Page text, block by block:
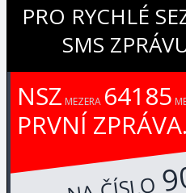
PRO RYCHLÉ
SMS
NSZ MEZERA 64185
PRVNÍ ZPRÁVA.